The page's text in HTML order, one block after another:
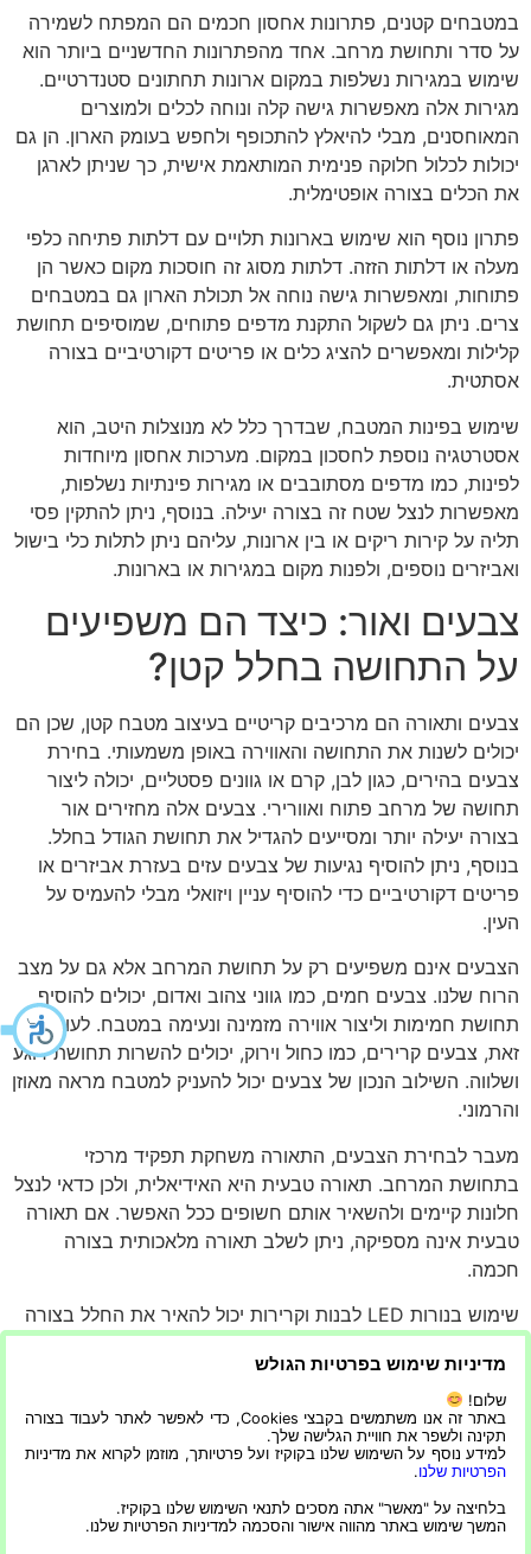
במטבחים קטנים, פתרונות אחסון חכמים הם המפתח לשמירה
על סדר ותחושת מרחב. אחד מהפתרונות החדשניים ביותר הוא
שימוש במגירות נשלפות במקום ארונות תחתונים סטנדרטיים.
מגירות אלה מאפשרות גישה קלה ונוחה לכלים ולמוצרים
המאוחסנים, מבלי להיאלץ להתכופף ולחפש בעומק הארון. הן גם
יכולות לכלול חלוקה פנימית המותאמת אישית, כך שניתן לארגן
את הכלים בצורה אופטימלית.
פתרון נוסף הוא שימוש בארונות תלויים עם דלתות פתיחה כלפי
מעלה או דלתות הזזה. דלתות מסוג זה חוסכות מקום כאשר הן
פתוחות, ומאפשרות גישה נוחה אל תכולת הארון גם במטבחים
צרים. ניתן גם לשקול התקנת מדפים פתוחים, שמוסיפים תחושת
קלילות ומאפשרים להציג כלים או פריטים דקורטיביים בצורה
אסתטית.
שימוש בפינות המטבח, שבדרך כלל לא מנוצלות היטב, הוא
אסטרטגיה נוספת לחסכון במקום. מערכות אחסון מיוחדות
לפינות, כמו מדפים מסתובבים או מגירות פינתיות נשלפות,
מאפשרות לנצל שטח זה בצורה יעילה. בנוסף, ניתן להתקין פסי
תליה על קירות ריקים או בין ארונות, עליהם ניתן לתלות כלי בישול
ואביזרים נוספים, ולפנות מקום במגירות או בארונות.
צבעים ואור: כיצד הם משפיעים
על התחושה בחלל קטן?
צבעים ותאורה הם מרכיבים קריטיים בעיצוב מטבח קטן, שכן הם
יכולים לשנות את התחושה והאווירה באופן משמעותי. בחירת
צבעים בהירים, כגון לבן, קרם או גוונים פסטליים, יכולה ליצור
תחושה של מרחב פתוח ואוורירי. צבעים אלה מחזירים אור
בצורה יעילה יותר ומסייעים להגדיל את תחושת הגודל בחלל.
בנוסף, ניתן להוסיף נגיעות של צבעים עזים בעזרת אביזרים או
פריטים דקורטיביים כדי להוסיף עניין ויזואלי מבלי להעמיס על
העין.
הצבעים אינם משפיעים רק על תחושת המרחב אלא גם על מצב
הרוח שלנו. צבעים חמים, כמו גווני צהוב ואדום, יכולים להוסיף
תחושת חמימות וליצור אווירה מזמינה ונעימה במטבח. לעומת
זאת, צבעים קרירים, כמו כחול וירוק, יכולים להשרות תחושת רוגע
ושלווה. השילוב הנכון של צבעים יכול להעניק למטבח מראה מאוזן
והרמוני.
מעבר לבחירת הצבעים, התאורה משחקת תפקיד מרכזי
בתחושת המרחב. תאורה טבעית היא האידיאלית, ולכן כדאי לנצל
חלונות קיימים ולהשאיר אותם חשופים ככל האפשר. אם תאורה
טבעית אינה מספיקה, ניתן לשלב תאורה מלאכותית בצורה
חכמה.
שימוש בנורות LED לבנות וקרירות יכול להאיר את החלל בצורה
אחידה ויעילה. חשוב לשלב תאורה כללית עם תאורה ממוקדת,
כגון תאורת עבודה מעל משטחי עבודה, כדי להבטיח פונקציונליות
ונוחות.
עיצוב מטבח קטן אינו צריך להיות אתגר בלתי פתיר. בעזרת
תכנון קפדני ומחשבה יצירתית, כל חלל קטן יכול להפוך
למטבח פרקטי ונעים. כדאי להשתמש בטכניקות ובטיפים
שהוצגו במדריך זה כדי לנצל את החלל בצורה מיטבית.
מדיניות שימוש בפרטיות הגולש
שלום!
באתר זה אנו משתמשים בקבצי Cookies, כדי לאפשר לאתר לעבוד בצורה
תקינה ולשפר את חוויית הגלישה שלך.
למידע נוסף על השימוש שלנו בקוקיז ועל פרטיותך, מוזמן לקרוא את מדיניות
הפרטיות שלנו.
בלחיצה על "מאשר" אתה מסכים לתנאי השימוש שלנו בקוקיז.
המשך שימוש באתר מהווה אישור והסכמה למדיניות הפרטיות שלנו.